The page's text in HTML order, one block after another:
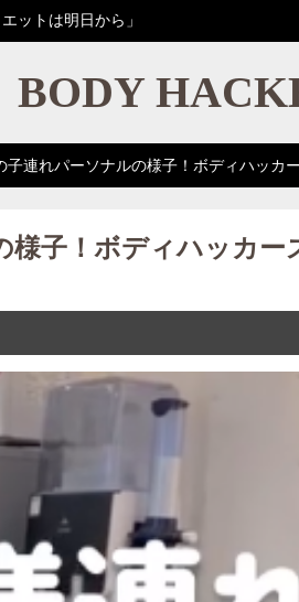
ットは明日から」
BODY
子連れパーソナルの様子！ボディハッカ
様子！ボディハッカー